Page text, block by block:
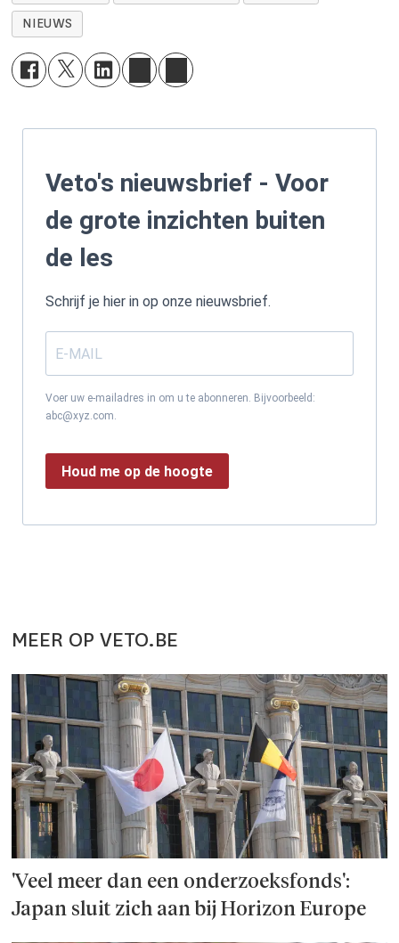
NIEUWS
Veto's nieuwsbrief - Voor
de grote inzichten buiten
de les
Schrijf je hier in op onze nieuwsbrief.
Voer uw e-mailadres in om u te abonneren. Bijvoorbeeld:
abc@xyz.com.
Houd me op de hoogte
MEER OP VETO.BE
'Veel meer dan een onderzoeks­fonds':
Japan sluit zich aan bij Horizon Europe